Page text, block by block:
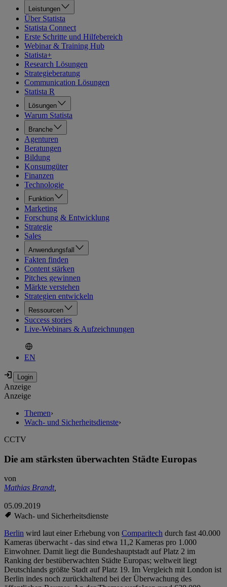
Leistungen
Über Statista
Statista Connect
Erste Schritte und Hilfebereich
Webinar & Training Hub
Statista+
Research Lösungen
Strategieberatung
Communication Lösungen
Statista R
Lösungen
Warum Statista
Branche
Agenturen
Beratungen
Bildung
Konsumgüter
Finanzen
Technologie
Funktion
Marketing
Forschung & Entwicklung
Strategie
Sales
Anwendungsfall
Fakten finden
Content stärken
Pitches gewinnen
Märkte verstehen
Strategien entwickeln
Ressourcen
Success stories
Live-Webinars & Aufzeichnungen
EN
Anzeige
Anzeige
Themen›
Wach- und Sicherheitsdienste›
CCTV
Die am stärksten überwachten Städte Europas
von
Mathias Brandt,
05.09.2019
Wach- und Sicherheitsdienste
Berlin wird laut einer Erhebung von Comparitech durch fast 40.000
Kameras überwacht - das sind etwa 11,2 Kameras pro 1.000
Einwohner. Damit liegt die Bundeshauptstadt auf Platz 2 im
Ranking der bestüberwachten Städte Europas; weltweit liegt
Deutschlands größte Stadt auf Platz 19. Im Vergleich mit London ist
Berlin indes noch zurückhaltend bei der Überwachung des